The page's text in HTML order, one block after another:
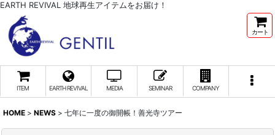
EARTH REVIVAL 地球再生アイテムをお届け！
カート
ITEM EARTH REVIVAL MEDIA SEMINAR COMPANY
HOME > NEWS > 七年に一度の御開帳！善光寺ツアー